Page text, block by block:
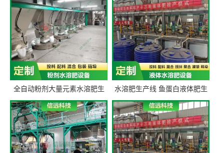
全自动粉剂大量元素水溶肥生
产设备 信远科技肥料生产设备
源头厂家
水溶肥生产线 鱼蛋白液体肥生
产设备 氨基酸液态肥全套设备